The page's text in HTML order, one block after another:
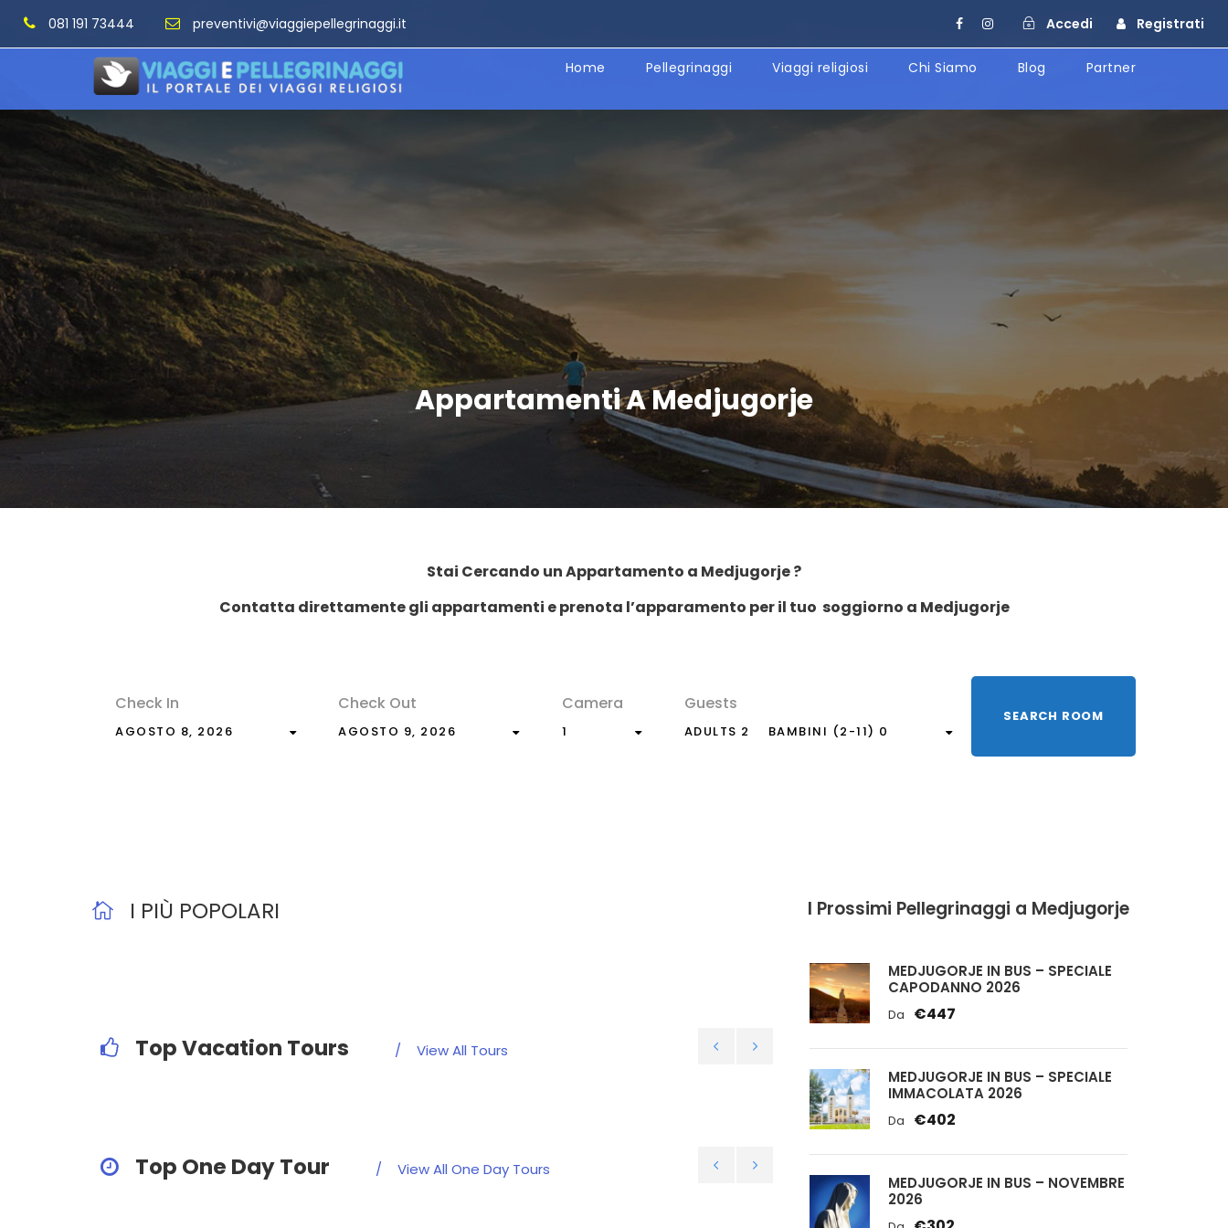
081 191 73444 preventivi@viaggiepellegrinaggi.it Accedi Registrati
Home Pellegrinaggi Viaggi religiosi Chi Siamo Blog Partner
Appartamenti A Medjugorje
Stai Cercando un Appartamento a Medjugorje ?
Contatta direttamente gli appartamenti e prenota l’apparamento per il tuo soggiorno a Medjugorje
Check In
AGOSTO 8, 2026
Check Out
AGOSTO 9, 2026
Camera
1
Guests
ADULTS 2 BAMBINI (2-11) 0
I PIÙ POPOLARI
Top Vacation Tours View All Tours
Top One Day Tour View All One Day Tours
I Prossimi Pellegrinaggi a Medjugorje
MEDJUGORJE IN BUS – SPECIALE
CAPODANNO 2026
Da €447
MEDJUGORJE IN BUS – SPECIALE
IMMACOLATA 2026
Da €402
MEDJUGORJE IN BUS – NOVEMBRE
2026